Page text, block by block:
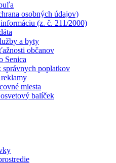
osobných údajov)
(z. č. 211/2000)
a byty
občanov
Senica
správnych poplatkov
miesta
balíček